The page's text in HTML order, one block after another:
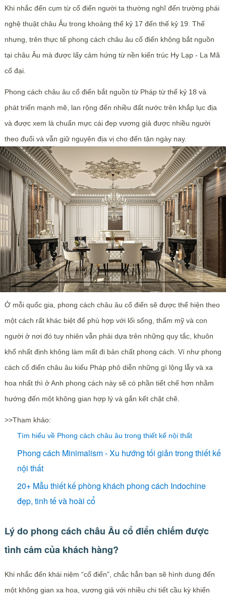
Khi nhắc đến cụm từ cổ điển người ta thường nghĩ đến trường phái
nghệ thuật châu Âu trong khoảng thế kỷ 17 đến thế kỷ 19. Thế
nhưng, trên thực tế phong cách châu âu cổ điển không bắt nguồn
tại châu Âu mà được lấy cảm hứng từ nền kiến trúc Hy Lạp - La Mã
cổ đại.
Phong cách châu âu cổ điển bắt nguồn từ Pháp từ thế kỷ 18 và
phát triển mạnh mẽ, lan rộng đến nhiều đất nước trên khắp lục địa
và được xem là chuẩn mực cái đẹp vương giả được nhiều người
theo đuổi và vẫn giữ nguyên địa vị cho đến tận ngày nay.
Ở mỗi quốc gia, phong cách châu âu cổ điển sẽ được thể hiện theo
một cách rất khác biệt để phù hợp với lối sống, thẩm mỹ và con
người ở nơi đó tuy nhiên vẫn phải dựa trên những quy tắc, khuôn
khổ nhất định không làm mất đi bản chất phong cách. Ví như phong
cách cổ điển châu âu kiểu Pháp phô diễn những gì lộng lẫy và xa
hoa nhất thì ở Anh phong cách này sẽ có phần tiết chế hơn nhằm
hướng đến một không gian hợp lý và gắn kết chặt chẽ.
>>Tham khảo:
Tìm hiểu về Phong cách châu âu trong thiết kế nội thất
Phong cách Minimalism - Xu hướng tối giản trong thiết kế
nội thất
20+ Mẫu thiết kế phòng khách phong cách Indochine
đẹp, tinh tế và hoài cổ
Lý do phong cách châu Âu cổ điển chiếm được
tình cảm của khách hàng?
Khi nhắc đến khái niệm “cổ điển”, chắc hẳn bạn sẽ hình dung đến
một không gian xa hoa, vương giả với nhiều chi tiết cầu kỳ khiến